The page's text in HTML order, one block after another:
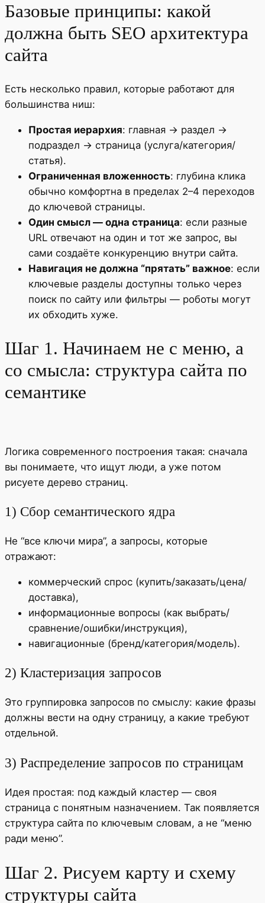
Базовые принципы: какой
должна быть SEO архитектура
сайта
Есть несколько правил, которые работают для
большинства ниш:
Простая иерархия: главная → раздел →
подраздел → страница (услуга/категория/
статья).
Ограниченная вложенность: глубина клика
обычно комфортна в пределах 2–4 переходов
до ключевой страницы.
Один смысл — одна страница: если разные
URL отвечают на один и тот же запрос, вы
сами создаёте конкуренцию внутри сайта.
Навигация не должна “прятать” важное: если
ключевые разделы доступны только через
поиск по сайту или фильтры — роботы могут
их обходить хуже.
Шаг 1. Начинаем не с меню, а
со смысла: структура сайта по
семантике
Логика современного построения такая: сначала
вы понимаете, что ищут люди, а уже потом
рисуете дерево страниц.
1) Сбор семантического ядра
Не “все ключи мира”, а запросы, которые
отражают:
коммерческий спрос (купить/заказать/цена/
доставка),
информационные вопросы (как выбрать/
сравнение/ошибки/инструкция),
навигационные (бренд/категория/модель).
2) Кластеризация запросов
Это группировка запросов по смыслу: какие фразы
должны вести на одну страницу, а какие требуют
отдельной.
3) Распределение запросов по страницам
Идея простая: под каждый кластер — своя
страница с понятным назначением. Так появляется
структура сайта по ключевым словам, а не “меню
ради меню”.
Шаг 2. Рисуем карту и схему
структуры сайта